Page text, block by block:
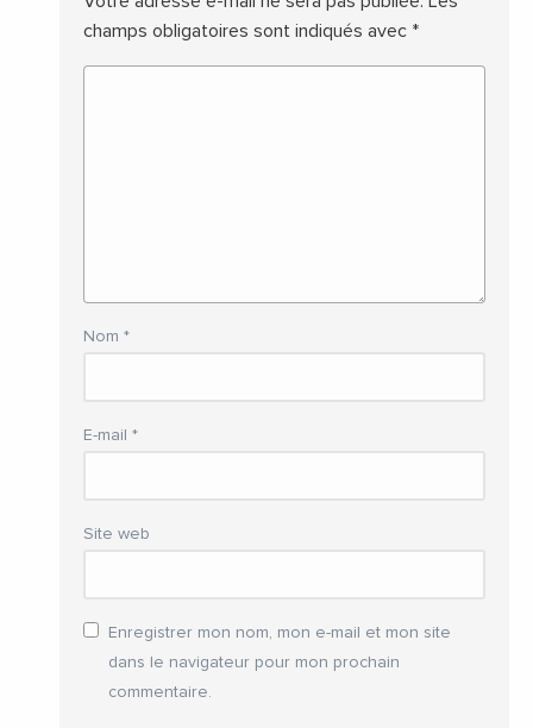
champs obligatoires sont indiqués avec *
Nom *
E-mail *
Site web
Enregistrer mon nom, mon e-mail et mon site
dans le navigateur pour mon prochain
commentaire.